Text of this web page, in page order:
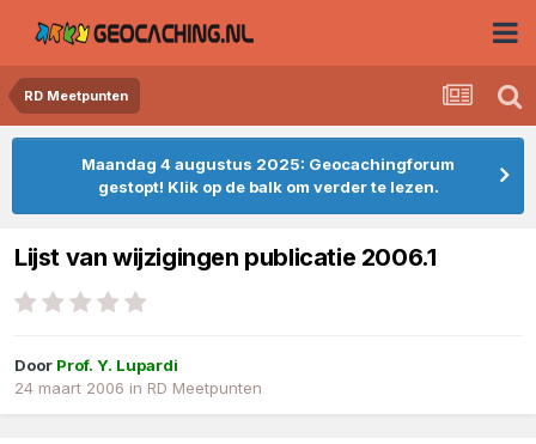
RD Meetpunten
Maandag 4 augustus 2025: Geocachingforum
gestopt! Klik op de balk om verder te lezen.
Lijst van wijzigingen publicatie 2006.1
Door Prof. Y. Lupardi
24 maart 2006 in RD Meetpunten